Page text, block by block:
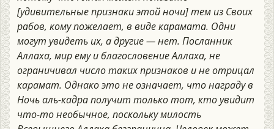
[удивительные признаки этой ночи] тем из Своих
рабов, кому пожелает, в виде карамата. Одни
могут увидеть их, а другие — нет. Посланник
Аллаха, мир ему и благословение Аллаха, не
ограничивал число таких признаков и не отрицал
карамат. Однако это не означает, что награду в
Ночь аль-кадра получит только тот, кто увидит
что-то необычное, поскольку милость